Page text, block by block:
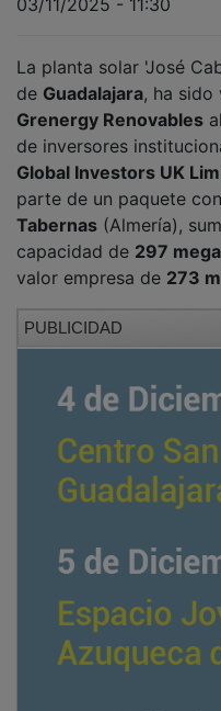
03/11/2025 - 11:30
La planta solar 'José
de
Guadalajara , ha sido
Grenergy Renovables
de inversores
Global Investors UK
parte de un paquete
Tabernas (Almería),
capacidad de
297
valor empresa de